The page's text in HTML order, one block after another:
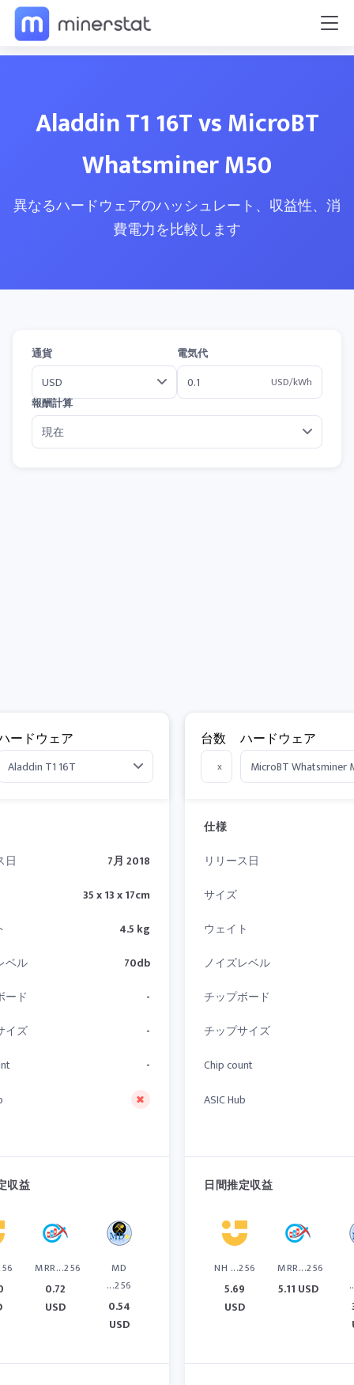
Aladdin T1 16T vs MicroBT
Whatsminer M50
異なるハードウェアのハッシュレート、収益性、消
費電力を比較します
通貨
電気代
USD/kWh
報酬計算
ードウェア
日
7月 2018
35 x 13 x 17cm
4.5 kg
ベル
70db
ード
-
イズ
-
-
収益
MRR...256
0.72
USD
MD
...256
0.54
USD
台数
x
ハードウェア
仕様
リリース日
サイズ
ウェイト
ノイズレベル
チップボード
チップサイズ
Chip count
ASIC Hub
日間推定収益
NH ...256
5.69
USD
MRR...256
5.11 USD